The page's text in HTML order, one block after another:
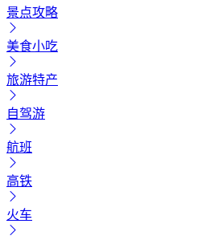
景点攻略
美食小吃
旅游特产
自驾游
航班
高铁
火车